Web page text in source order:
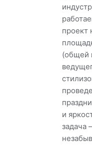
проект
(общей
и
задача